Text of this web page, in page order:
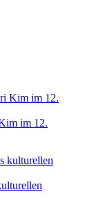
im 12.